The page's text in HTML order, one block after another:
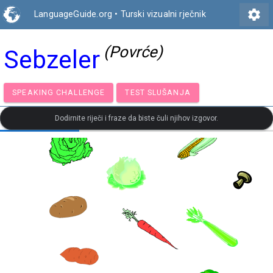
LanguageGuide.org • Turski vizualni rječnik settings
Sebzeler (Povrće)
SPEAKING CHALLENGE TEST SLUŠANJA
Dodirnite riječi i fraze da biste čuli njihov izgovor.